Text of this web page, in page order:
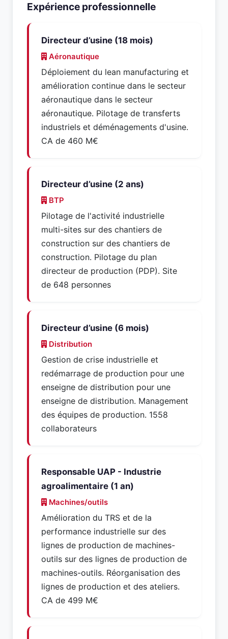
Expérience professionnelle
Directeur d’usine (18 mois)
Aéronautique
Déploiement du lean manufacturing et
amélioration continue dans le secteur
aéronautique dans le secteur
aéronautique. Pilotage de transferts
industriels et déménagements d'usine.
CA de 460 M€
Directeur d’usine (2 ans)
BTP
Pilotage de l'activité industrielle
multi-sites sur des chantiers de
construction sur des chantiers de
construction. Pilotage du plan
directeur de production (PDP). Site
de 648 personnes
Directeur d’usine (6 mois)
Distribution
Gestion de crise industrielle et
redémarrage de production pour une
enseigne de distribution pour une
enseigne de distribution. Management
des équipes de production. 1558
collaborateurs
Responsable UAP - Industrie
agroalimentaire (1 an)
Machines/outils
Amélioration du TRS et de la
performance industrielle sur des
lignes de production de machines-
outils sur des lignes de production de
machines-outils. Réorganisation des
lignes de production et des ateliers.
CA de 499 M€